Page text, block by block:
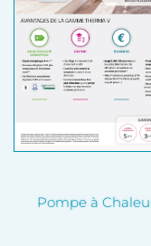
Pompe à